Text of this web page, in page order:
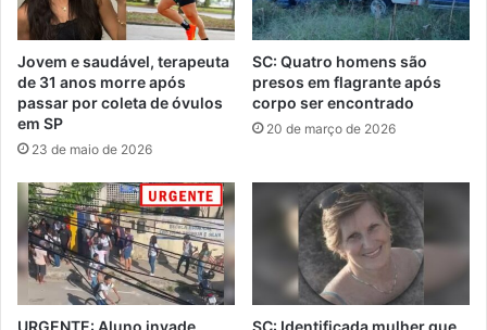
Jovem e saudável, terapeuta
de 31 anos morre após
passar por coleta de óvulos
em SP
23 de maio de 2026
SC: Quatro homens são
presos em flagrante após
corpo ser encontrado
20 de março de 2026
URGENTE: Aluno invade SC: Identificada mulher que